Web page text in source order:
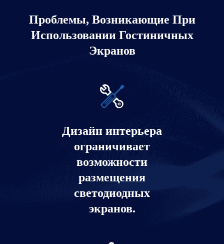
Проблемы, Возникающие При
Использовании Гостиничных
Экранов
Дизайн интерьера
ограничивает
возможности
размещения
светодиодных
экранов.